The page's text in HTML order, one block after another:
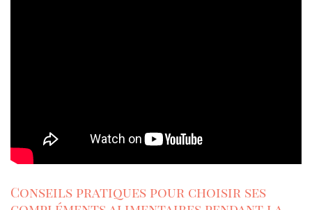
Conseils pratiques pour choisir ses